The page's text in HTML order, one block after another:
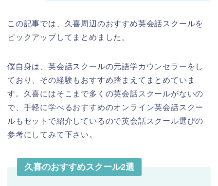
この記事では、久喜周辺のおすすめ英会話スクールを
ピックアップしてまとめました。
僕自身は、英会話スクールの元語学カウンセラーをし
ており、その経験もおすすめ踏まえてまとめていま
す。久喜にはそこまで多くの英会話スクールがないの
で、手軽に学べるおすすめのオンライン英会話スクー
ルもセットで紹介しているので英会話スクール選びの
参考にしてみて下さい。
久喜のおすすめスクール2選